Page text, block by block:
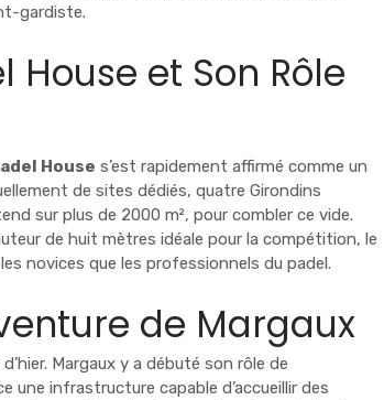
gardiste.
House et Son Rôle
House s’est rapidement affirmé comme un
de sites dédiés, quatre Girondins
sur plus de 2000 m², pour combler ce vide.
de huit mètres idéale pour la compétition, le
novices que les professionnels du padel.
de Margaux
Margaux y a débuté son rôle de
une infrastructure capable d’accueillir des